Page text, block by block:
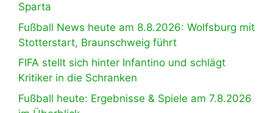
Sparta
Fußball News heute am 8.8.2026: Wolfsburg mit
Stotterstart, Braunschweig führt
FIFA stellt sich hinter Infantino und schlägt
Kritiker in die Schranken
Fußball heute: Ergebnisse & Spiele am 7.8.2026